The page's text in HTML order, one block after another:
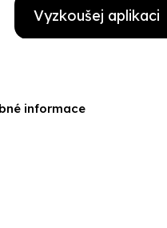
Vyzkoušej aplikaci
informace